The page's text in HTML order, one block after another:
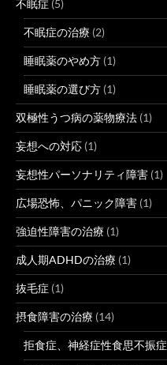
不眠症 (5)
不眠症の治療 (2)
睡眠薬のやめ方 (1)
睡眠薬の選び方 (1)
双極性うつ病の薬物療法 (1)
妄想への対応 (1)
妄想性パーソナリティ障害 (1)
広場恐怖、パニック障害 (1)
強迫性障害の治療 (1)
成人期ADHDの治療 (1)
抜毛症 (1)
摂食障害の治療 (14)
拒食症、神経症性食思不振症